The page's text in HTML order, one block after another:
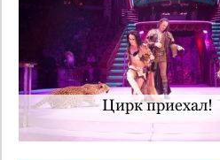
Цирк приехал!